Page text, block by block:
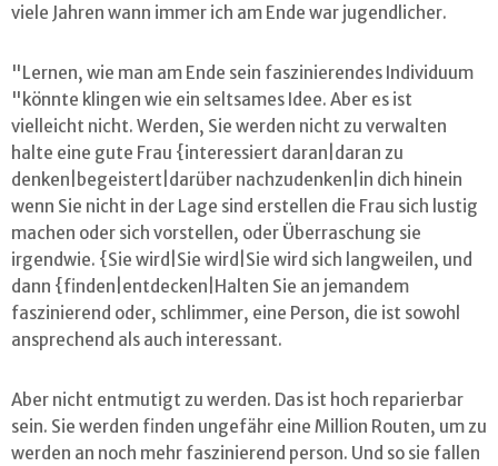
viele Jahren wann immer ich am Ende war jugendlicher.
"Lernen, wie man am Ende sein faszinierendes Individuum
"könnte klingen wie ein seltsames Idee. Aber es ist
vielleicht nicht. Werden, Sie werden nicht zu verwalten
halte eine gute Frau {interessiert daran|daran zu
denken|begeistert|darüber nachzudenken|in dich hinein
wenn Sie nicht in der Lage sind erstellen die Frau sich lustig
machen oder sich vorstellen, oder Überraschung sie
irgendwie. {Sie wird|Sie wird|Sie wird sich langweilen, und
dann {finden|entdecken|Halten Sie an jemandem
faszinierend oder, schlimmer, eine Person, die ist sowohl
ansprechend als auch interessant.
Aber nicht entmutigt zu werden. Das ist hoch reparierbar
sein. Sie werden finden ungefähr eine Million Routen, um zu
werden an noch mehr faszinierend person. Und so sie fallen